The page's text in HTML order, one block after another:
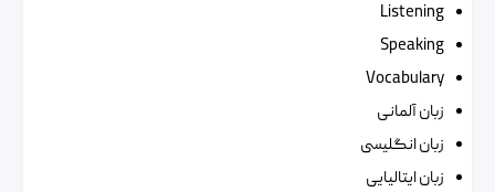
Listening
Speaking
Vocabulary
زبان آلمانی
زبان انگلیسی
زبان ایتالیایی